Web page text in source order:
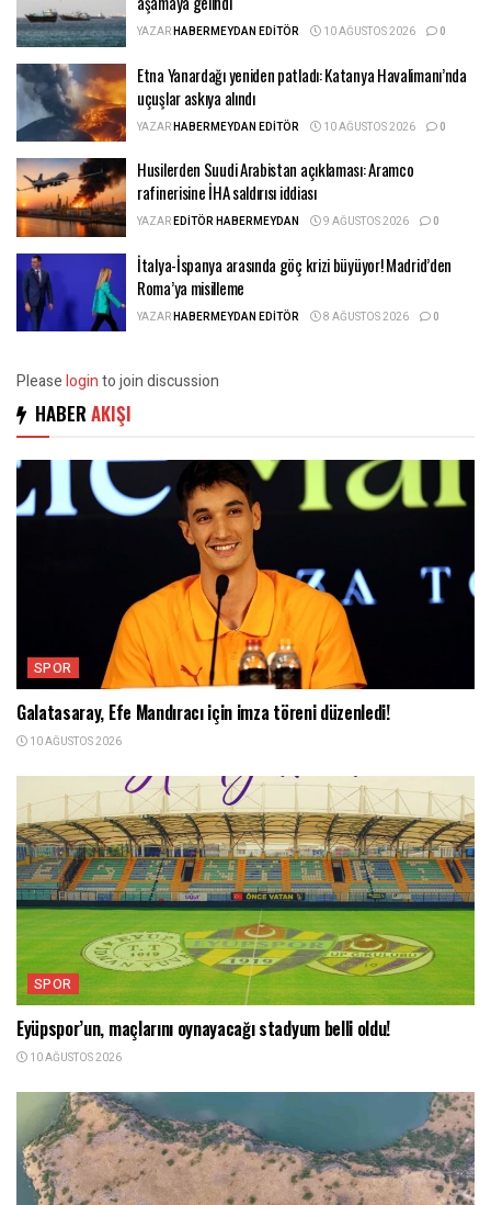
YAZARHABERMEYDAN EDITÖR 10 AĞUSTOS 2026 0
Etna Yanardağı yeniden patladı: Katanya Havalimanı’nda
uçuşlar askıya alındı
YAZARHABERMEYDAN EDITÖR 10 AĞUSTOS 2026 0
Husilerden Suudi Arabistan açıklaması: Aramco
rafinerisine İHA saldırısı iddiası
YAZAREDITÖR HABERMEYDAN 9 AĞUSTOS 2026 0
İtalya-İspanya arasında göç krizi büyüyor! Madrid’den
Roma’ya misilleme
YAZARHABERMEYDAN EDITÖR 8 AĞUSTOS 2026 0
Pleaseloginto join discussion
HABER AKIŞI
SPOR
Galatasaray, Efe Mandıracı için imza töreni düzenledi!
10 AĞUSTOS 2026
SPOR
Eyüpspor’un, maçlarını oynayacağı stadyum belli oldu!
10 AĞUSTOS 2026